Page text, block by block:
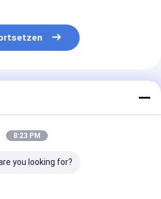
8:23 PM
you looking for?